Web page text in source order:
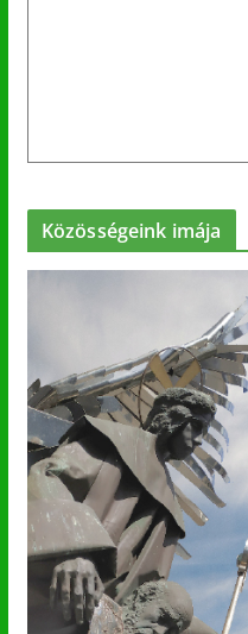
Közösségeink imája